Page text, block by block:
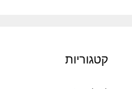
קטגוריות